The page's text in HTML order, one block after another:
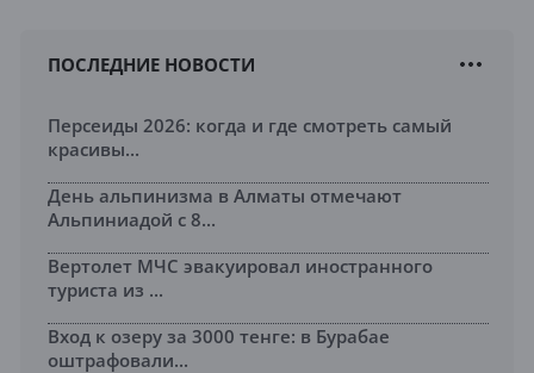
ПОСЛЕДНИЕ НОВОСТИ
Персеиды 2026: когда и где смотреть самый
красивы...
День альпинизма в Алматы отмечают
Альпиниадой с 8...
Вертолет МЧС эвакуировал иностранного
туриста из ...
Вход к озеру за 3000 тенге: в Бурабае
оштрафовали...